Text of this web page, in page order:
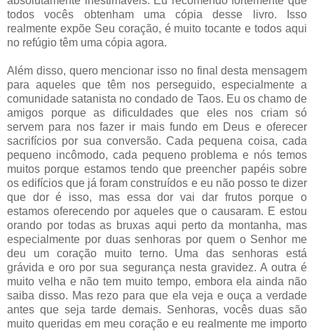
todos vocês obtenham uma cópia desse livro. Isso
realmente expõe Seu coração, é muito tocante e todos aqui
no refúgio têm uma cópia agora.
Além disso, quero mencionar isso no final desta mensagem
para aqueles que têm nos perseguido, especialmente a
comunidade satanista no condado de Taos. Eu os chamo de
amigos porque as dificuldades que eles nos criam só
servem para nos fazer ir mais fundo em Deus e oferecer
sacrifícios por sua conversão. Cada pequena coisa, cada
pequeno incômodo, cada pequeno problema e nós temos
muitos porque estamos tendo que preencher papéis sobre
os edifícios que já foram construídos e eu não posso te dizer
que dor é isso, mas essa dor vai dar frutos porque o
estamos oferecendo por aqueles que o causaram. E estou
orando por todas as bruxas aqui perto da montanha, mas
especialmente por duas senhoras por quem o Senhor me
deu um coração muito terno. Uma das senhoras está
grávida e oro por sua segurança nesta gravidez. A outra é
muito velha e não tem muito tempo, embora ela ainda não
saiba disso. Mas rezo para que ela veja e ouça a verdade
antes que seja tarde demais. Senhoras, vocês duas são
muito queridas em meu coração e eu realmente me importo